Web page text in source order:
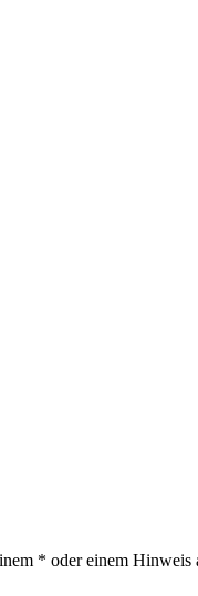
* oder einem